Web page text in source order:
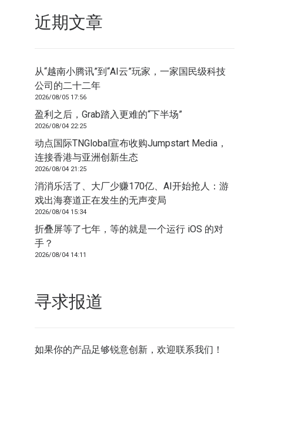
近期文章
从“越南小腾讯”到“AI云”玩家，一家国民级科技
公司的二十二年
2026/08/05 17:56
盈利之后，Grab踏入更难的“下半场”
2026/08/04 22:25
动点国际TNGlobal宣布收购Jumpstart Media，
连接香港与亚洲创新生态
2026/08/04 21:25
消消乐活了、大厂少赚170亿、AI开始抢人：游
戏出海赛道正在发生的无声变局
2026/08/04 15:34
折叠屏等了七年，等的就是一个运行 iOS 的对
手？
2026/08/04 14:11
寻求报道
如果你的产品足够锐意创新，欢迎联系我们 ！